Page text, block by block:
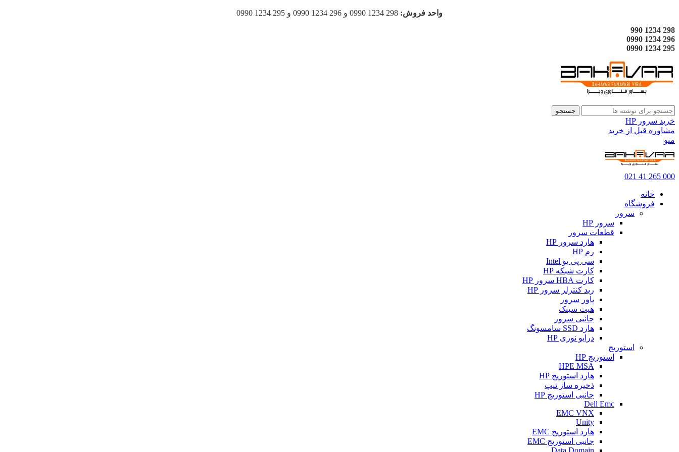
واحد فروش:
298 1234 990
296 1234 0990
295 1234 0990
جستجو
خرید سرور HP
مشاوره قبل از خرید
منو
000 265 41 021
خانه
فروشگاه
سرور
سرور HP
قطعات سرور
هارد سرور HP
رم HP
سی پی یو Intel
کارت شبکه HP
کارت HBA سرور HP
رید کنترلر سرور HP
پاور سرور
هیت سینک
جانبی سرور
هارد SSD سامسونگ
درایو نوری HP
استوریج
استوریج HP
HPE MSA
هارد استوریج HP
ذخیره ساز تیپ
جانبی استوریج HP
Dell Emc
EMC VNX
Unity
هارد استوریج EMC
جانبی استوریج EMC
Data Domain